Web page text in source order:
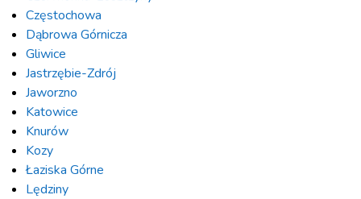
Częstochowa
Dąbrowa Górnicza
Gliwice
Jastrzębie-Zdrój
Jaworzno
Katowice
Knurów
Kozy
Łaziska Górne
Lędziny